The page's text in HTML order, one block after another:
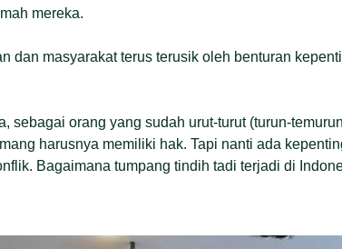
mereka.
dan masyarakat terus terusik oleh benturan
sebagai orang yang sudah urut-turut (turun-
harusnya memiliki hak. Tapi nanti ada
Bagaimana tumpang tindih tadi terjadi di